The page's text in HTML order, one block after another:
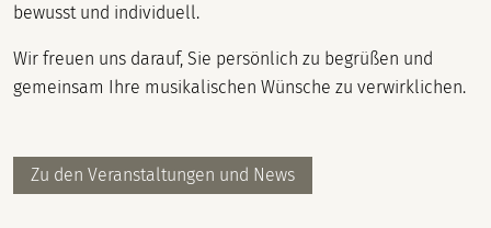
bewusst und individuell.
Wir freuen uns darauf, Sie persönlich zu begrüßen und
gemeinsam Ihre musikalischen Wünsche zu verwirklichen.
Zu den Veranstaltungen und News